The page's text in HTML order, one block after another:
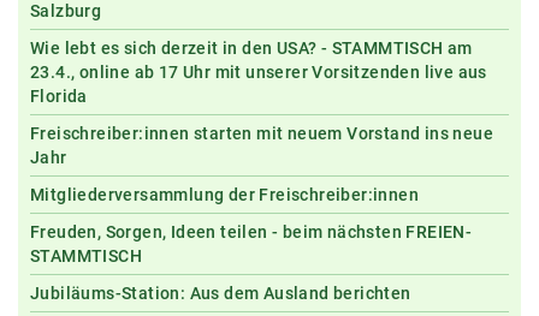
Salzburg
Wie lebt es sich derzeit in den USA? - STAMMTISCH am
23.4., online ab 17 Uhr mit unserer Vorsitzenden live aus
Florida
Freischreiber:innen starten mit neuem Vorstand ins neue
Jahr
Mitgliederversammlung der Freischreiber:innen
Freuden, Sorgen, Ideen teilen - beim nächsten FREIEN-
STAMMTISCH
Jubiläums-Station: Aus dem Ausland berichten